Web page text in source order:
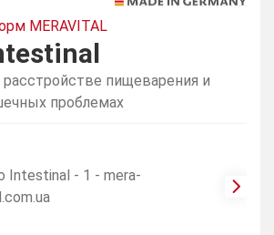
MERAVITAL
пищеварения и
проблемах